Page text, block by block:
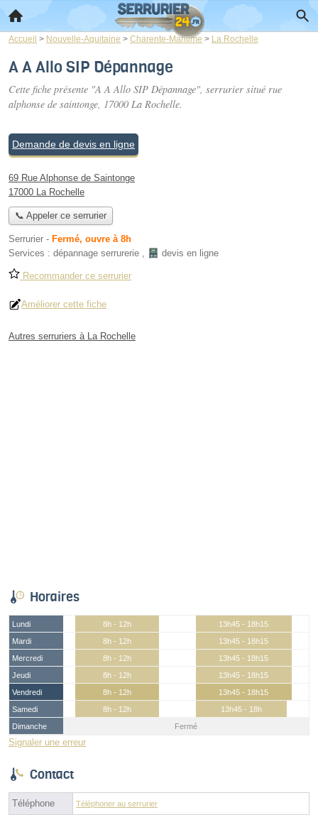
Accueil > Nouvelle-Aquitaine > Charente-Maritime > La Rochelle
A A Allo SIP Dépannage
Cette fiche présente "A A Allo SIP Dépannage", serrurier situé rue
alphonse de saintonge, 17000 La Rochelle.
Demande de devis en ligne
69 Rue Alphonse de Saintonge
17000 La Rochelle
📞 Appeler ce serrurier
Serrurier - Fermé, ouvre à 8h
Services : dépannage serrurerie , devis en ligne
Recommander ce serrurier
Améliorer cette fiche
Autres serruriers à La Rochelle
Horaires
Lundi 8h - 12h
13h45 - 18h15
Mardi
8h - 12h
13h45 - 18h15
Mercredi
8h - 12h
13h45 - 18h15
Jeudi
8h - 12h
13h45 - 18h15
Vendredi
8h - 12h
13h45 - 18h15
Samedi
8h - 12h
13h45 - 18h
Dimanche
Fermé
Signaler une erreur
Contact
Téléphone Téléphoner au serrurier